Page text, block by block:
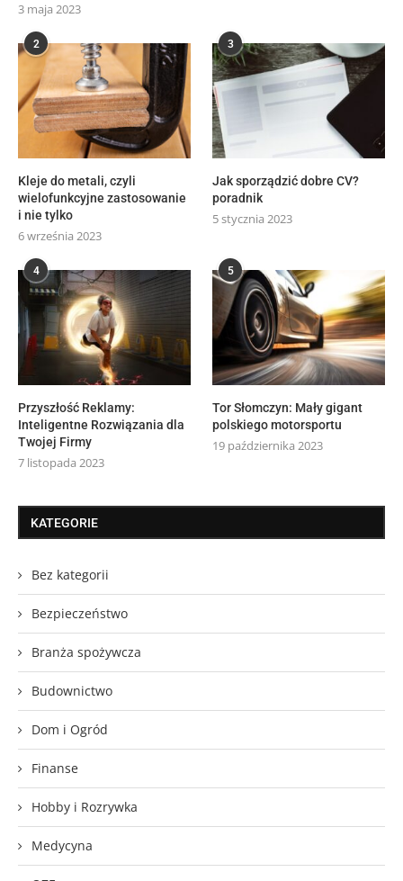
3 maja 2023
2
Kleje do metali, czyli
wielofunkcyjne zastosowanie
i nie tylko
6 września 2023
3
Jak sporządzić dobre CV?
poradnik
5 stycznia 2023
4
Przyszłość Reklamy:
Inteligentne Rozwiązania dla
Twojej Firmy
7 listopada 2023
5
Tor Słomczyn: Mały gigant
polskiego motorsportu
19 października 2023
KATEGORIE
Bez kategorii
Bezpieczeństwo
Branża spożywcza
Budownictwo
Dom i Ogród
Finanse
Hobby i Rozrywka
Medycyna